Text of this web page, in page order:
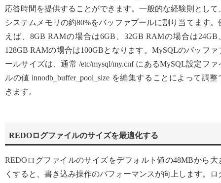
応答時間を提供することができます。一般的な経験則として
システムメモリの約80%をバッファプールに割り当てます。
えば、8GB RAMの場合は6GB、32GB RAMの場合は24GB
128GB RAMの場合は100GBとなります。MySQLのバッファ
ールサイズは、通常 /etc/mysql/my.cnf にあるMySQL設定ファ
ルの値 innodb_buffer_pool_size を編集することによって調整
きます。
REDOログファイルのサイズを最適化する
REDOログファイルのサイズをデフォルト値の48MBから大
くすると、書き込み操作のパフォーマンスが向上します。ロ